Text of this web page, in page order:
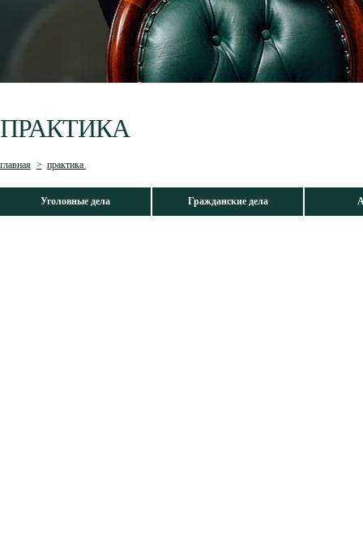
ПРАКТИКА
главная > практика
Уголовные дела Гражданские дела